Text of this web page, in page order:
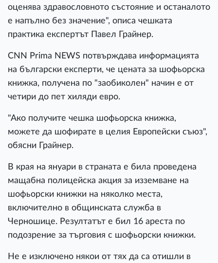
оценява здравословното състояние и останалото
е напълно без значение", описа чешката
практика експертът Павел Грайнер.
CNN Prima NEWS потвърждава информацията
на български експерти, че цената за шофьорска
книжка, получена по "заобиколен" начин е от
четири до пет хиляди евро.
"Ако получите чешка шофьорска книжка,
можете да шофирате в целия Европейски съюз",
обясни Грайнер.
В края на януари в страната е била проведена
мащабна полицейска акция за изземване на
шофьорски книжки на няколко места,
включително в общинската служба в
Черношице. Резултатът е бил 16 ареста по
подозрение за търговия с шофьорски книжки.
Не е изключено някои от тях да са отишли ​​в